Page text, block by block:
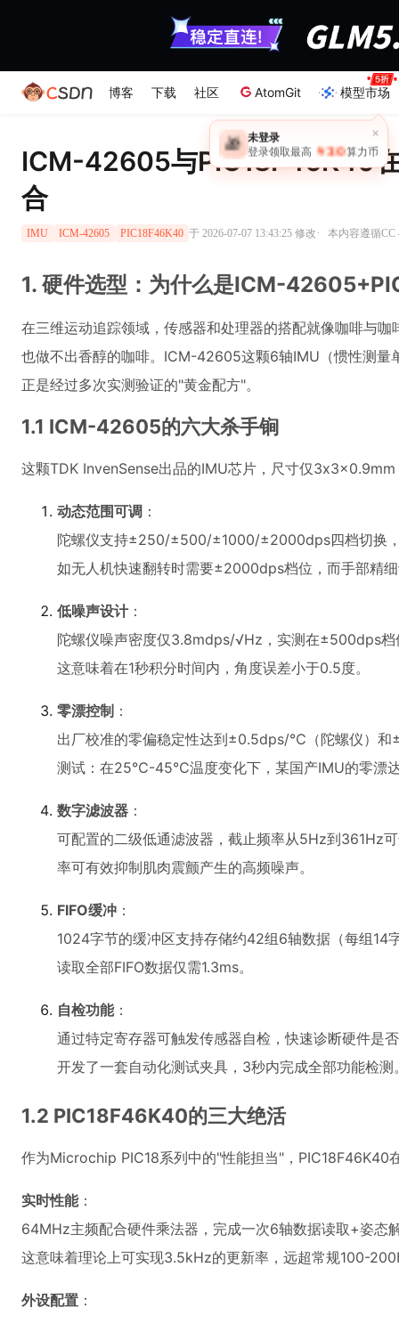
博客 下载 社区 AtomGit 模型市场
ICM-42605与PIC18F46K40
合
IMU ICM-42605 PIC18F46K40 于 2026-07-07 13:43:25 修改· 本内容遵循CC
1. 硬件选型：为什么是ICM-
在三维运动追踪领域，传感器和处理器的搭配就像咖啡与
也做不出香醇的咖啡。ICM-42605这颗6轴IMU（惯性测量
正是经过多次实测验证的"黄金配方"。
1.1 ICM-42605的六大杀手锏
这颗TDK InvenSense出品的IMU芯片，尺寸仅
动态范围可调 ：
陀螺仪支持±250/±500/±1000/±2000dps四档切换
如无人机快速翻转时需要±2000dps档位，而手部精
低噪声设计：
陀螺仪噪声密度仅3.8mdps/√Hz，实测在±500dps
这意味着在1秒积分时间内，角度误差小于0.5度。
零漂控制 ：
出厂校准的零偏稳定性达到±0.5dps/℃（陀螺仪）
测试：在25℃-45℃温度变化下，某国产IMU的零漂
数字滤波器 ：
可配置的二级低通滤波器，截止频率从5Hz到361Hz
率可有效抑制肌肉震颤产生的高频噪声。
FIFO缓冲 ：
1024字节的缓冲区支持存储约42组6轴数据（每组14
读取全部FIFO数据仅需1.3ms。
自检功能：
通过特定寄存器可触发传感器自检，快速诊断硬件
开发了一套自动化测试夹具，3秒内完成全部功能检测
1.2 PIC18F46K40的三大绝活
作为Microchip PIC18系列中的"性能担当"，PIC18F46K40
实时性能：
64MHz主频配合硬件乘法器，完成一次6轴数据读取+姿态
这意味着理论上可实现3.5kHz的更新率，远超常规100-
外设配置 ：